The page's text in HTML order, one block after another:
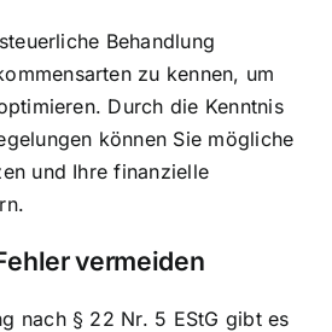
Behandlung
zu kennen, um
Durch die Kenntnis
können Sie mögliche
und Ihre finanzielle
vermeiden
nach § 22 Nr. 5 EStG gibt es